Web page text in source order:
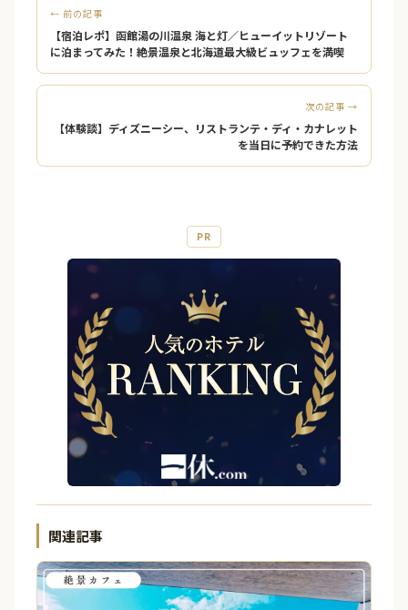
← 前の記事
【宿泊レポ】函館湯の川温泉 海と灯／ヒューイットリゾート
に泊まってみた！絶景温泉と北海道最大級ビュッフェを満喫
次の記事 →
【体験談】ディズニーシー、リストランテ・ディ・カナレット
を当日に予約できた方法
PR
関連記事